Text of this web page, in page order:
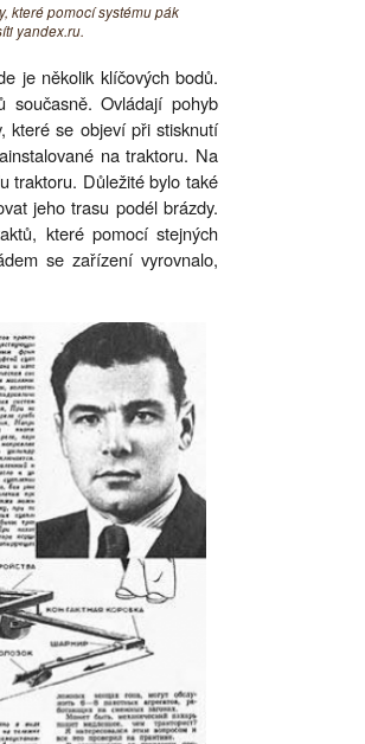
které pomocí systému pák
yandex.ru.
je několik klíčových bodů.
současně. Ovládají pohyb
které se objeví při stisknutí
na traktoru. Na
traktoru. Důležité bylo také
jeho trasu podél brázdy.
které pomocí stejných
se zařízení vyrovnalo,